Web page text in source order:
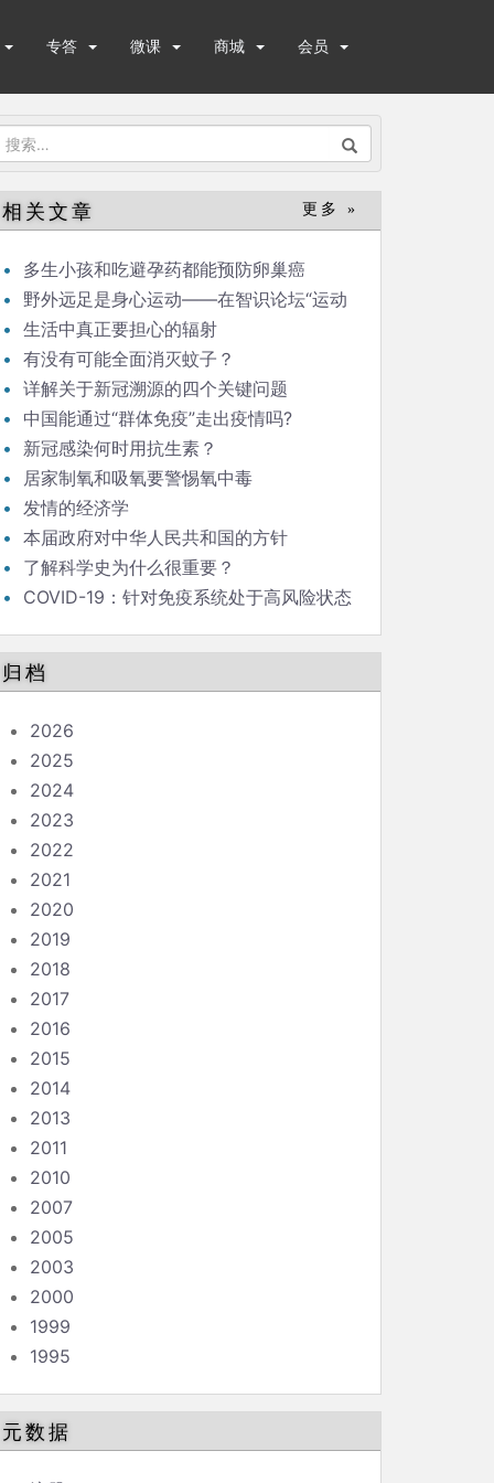
专答 微课 商城 会员
搜
：
相关文章 更多 »
多生小孩和吃避孕药都能预防卵巢癌
野外远足是身心运动——在智识论坛“运动
与健康”的发言
生活中真正要担心的辐射
有没有可能全面消灭蚊子？
详解关于新冠溯源的四个关键问题
中国能通过“群体免疫”走出疫情吗?
新冠感染何时用抗生素？
居家制氧和吸氧要警惕氧中毒
发情的经济学
本届政府对中华人民共和国的方针
了解科学史为什么很重要？
COVID-19：针对免疫系统处于高风险状态
归档
2026
2025
2024
2023
2022
2021
2020
2019
2018
2017
2016
2015
2014
2013
2011
2010
2007
2005
2003
2000
1999
1995
元数据